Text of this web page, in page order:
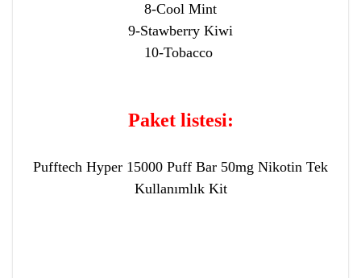
8-Cool Mint
9-Stawberry Kiwi
10-Tobacco
Paket listesi:
Pufftech Hyper 15000 Puff Bar 50mg Nikotin Tek
Kullanımlık Kit